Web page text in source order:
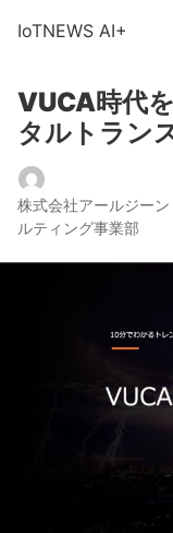
IoTNEWS AI+
VUCA時代
タルトラン
株式会社アールジー
ルティング事業部